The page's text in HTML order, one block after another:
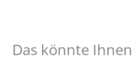
Das könnte